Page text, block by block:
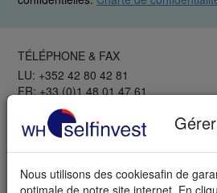
Nous utilisons des cookiesafin de
optimale de notre site internet. En
TÉLÉPHONE & FAX
LU: +352 42 80 42 81
FR: +33 (0)1 48 01 47 61
CH: +41 44 350 42 40
Fax: +352 42 25 75 25
Trader avec les Pros
GRATUIT